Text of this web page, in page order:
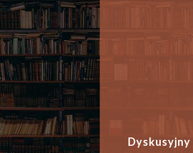
Dyskusyjny